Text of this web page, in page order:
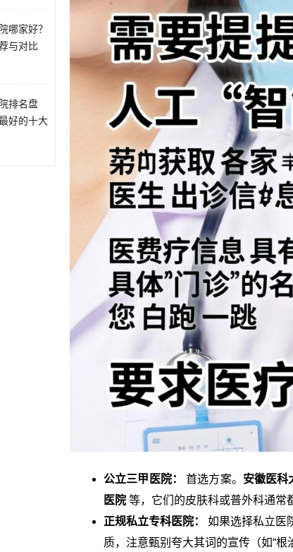
哪家好？
与对比
排名盘
好的十大
公立三甲医院： 首选方案。 安徽医科
医院 等，它们的皮肤科或普外科通常
正规私立专科医院：
如果选择私立医
质，注意甄别夸大其词的宣传（如“根